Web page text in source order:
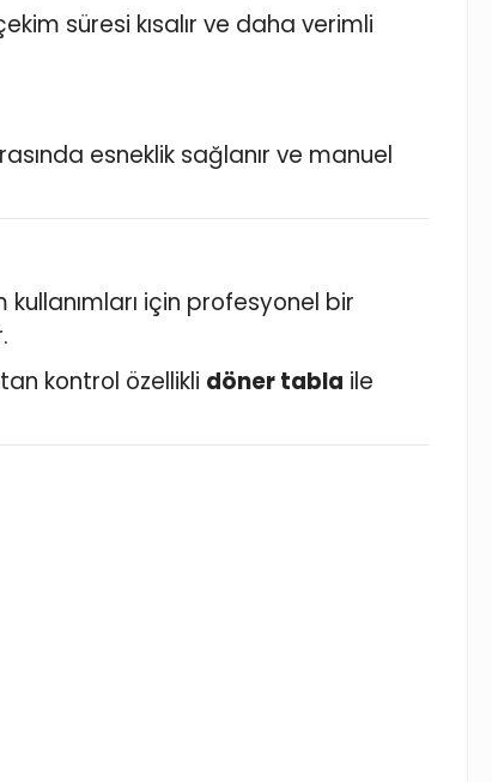
süresi kısalır ve daha verimli
esneklik sağlanır ve manuel
için profesyonel bir
kontrol özellikli döner tabla ile